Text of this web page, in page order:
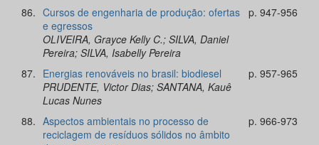
86. Cursos de engenharia de produção: ofertas
e egressos
OLIVEIRA, Grayce Kelly C.; SILVA, Daniel
Pereira; SILVA, Isabelly Pereira
p. 947-956
87. Energias renováveis no brasil: biodiesel
PRUDENTE, Victor Dias; SANTANA, Kauê
Lucas Nunes
p. 957-965
88. Aspectos ambientais no processo de
reciclagem de resíduos sólidos no âmbito
p. 966-973